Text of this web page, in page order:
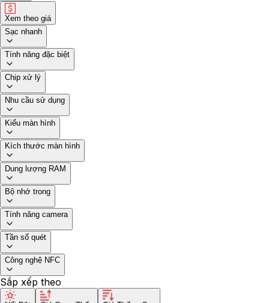
Xem theo giá
Sạc nhanh
Tính năng đặc biệt
Chip xử lý
Nhu cầu sử dụng
Kiểu màn hình
Kích thước màn hình
Dung lượng RAM
Bộ nhớ trong
Tính năng camera
Tần số quét
Công nghệ NFC
Sắp xếp theo